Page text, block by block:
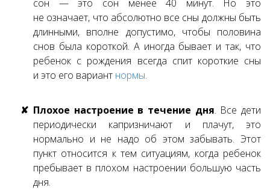
сон — это сон менее 40 минут. Но это
не означает, что абсолютно все сны должны быть
длинными, вполне допустимо, чтобы половина
снов была короткой. А иногда бывает и так, что
ребенок с рождения всегда спит короткие сны
и это его вариант нормы.
Плохое настроение в течение дня. Все дети
периодически капризничают и плачут, это
нормально и не надо об этом забывать. Этот
пункт относится к тем ситуациям, когда ребенок
пребывает в плохом настроении большую часть
дня.